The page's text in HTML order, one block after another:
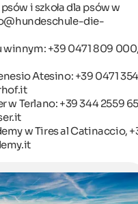
i szkoła dla psów w
die-
winnym: +39 0471 809
Atesino: +39 0471
w Terlano: +39 344 2559
w Tires al Catinaccio,